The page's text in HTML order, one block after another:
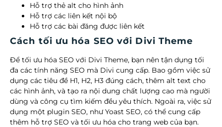
Hỗ trợ thẻ alt cho hình ảnh
Hỗ trợ các liên kết nội bộ
Hỗ trợ các bài đăng được liên kết
Cách tối ưu hóa SEO với Divi Theme
Để tối ưu hóa SEO với Divi Theme, bạn nên tận dụng tối
đa các tính năng SEO mà Divi cung cấp. Bao gồm việc sử
dụng các tiêu đề H1, H2, H3 đúng cách, thêm alt text cho
các hình ảnh, và tạo ra nội dung chất lượng cao mà người
dùng và công cụ tìm kiếm đều yêu thích. Ngoài ra, việc sử
dụng một plugin SEO, như Yoast SEO, có thể cung cấp
thêm hỗ trợ SEO và tối ưu hóa cho trang web của bạn.